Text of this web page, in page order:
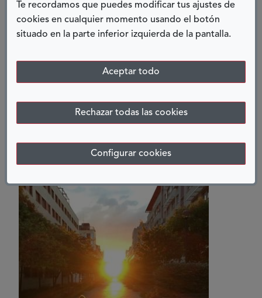
Te recordamos que puedes modificar tus ajustes de
cookies en cualquier momento usando el botón
situado en la parte inferior izquierda de la pantalla.
Aceptar todo
Rechazar todas las cookies
Configurar cookies
Hola, me llamo Gotzone Mariñelarena y tengo
espina bífida (EB). Soy parte de la Junta Directiva de
ANPHEB (Asociación Navarra de EB) desde el año
URBANISMO Y ACCESIBILIDAD